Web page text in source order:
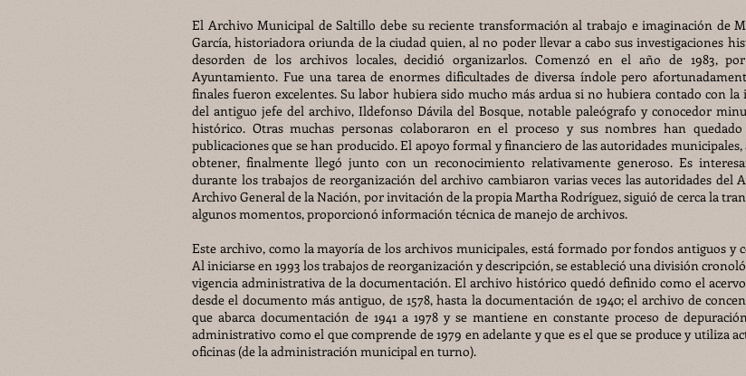
El Archivo Municipal de Saltillo debe su reciente transformación al trabajo e imaginación de
García, historiadora oriunda de la ciudad quien, al no poder llevar a cabo sus investigaciones
desorden de los archivos locales, decidió organizarlos. Comenzó en el año de 1983,
Ayuntamiento. Fue una tarea de enormes dificultades de diversa índole pero
finales fueron excelentes. Su labor hubiera sido mucho más ardua si no hubiera contado con la
del antiguo jefe del archivo, Ildefonso Dávila del Bosque, notable paleógrafo y conocedor
histórico. Otras muchas personas colaboraron en el proceso y sus nombres han
publicaciones que se han producido. El apoyo formal y financiero de las autoridades
obtener, finalmente llegó junto con un reconocimiento relativamente generoso. Es
durante los trabajos de reorganización del archivo cambiaron varias veces las autoridades del
Archivo General de la Nación, por invitación de la propia Martha Rodríguez, siguió de cerca la
algunos momentos, proporcionó información técnica de manejo de archivos.
Este archivo, como la mayoría de los archivos municipales, está formado por fondos antiguos y
Al iniciarse en 1993 los trabajos de reorganización y descripción, se estableció una división
vigencia administrativa de la documentación. El archivo histórico quedó definido como el
desde el documento más antiguo, de 1578, hasta la documentación de 1940; el archivo de
que abarca documentación de 1941 a 1978 y se mantiene en constante proceso de
administrativo como el que comprende de 1979 en adelante y que es el que se produce y utiliza
oficinas (de la administración municipal en turno).